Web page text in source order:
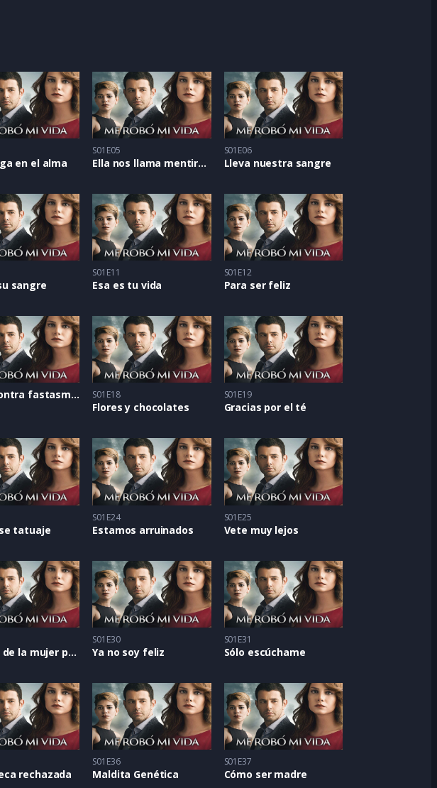
en el alma
S01E05
Ella nos llama mentirosas
S01E06
Lleva nuestra sangre
sangre
S01E11
Esa es tu vida
S01E12
Para ser feliz
Pelea contra fastasmas S01E18
Flores y chocolates
S01E19
Gracias por el té
tatuaje
S01E24
Estamos arruinados
S01E25
Vete muy lejos
La furia de la mujer paciente
S01E30
Ya no soy feliz
S01E31
Sólo escúchame
rechazada
S01E36
Maldita Genética
S01E37
Cómo ser madre